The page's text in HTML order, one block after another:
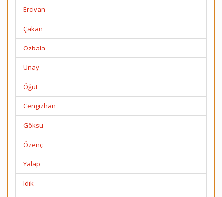
Ercivan
Çakan
Özbala
Ünay
Öğüt
Cengizhan
Göksu
Özenç
Yalap
Idık